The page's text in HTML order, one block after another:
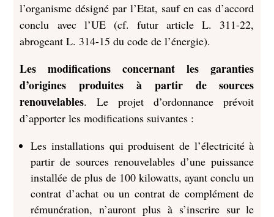
l’organisme désigné par l’Etat, sauf en cas d’accord
conclu avec l’UE (cf. futur article L. 311-22,
abrogeant L. 314-15 du code de l’énergie).
Les modifications concernant les garanties
d’origines produites à partir de sources
renouvelables. Le projet d’ordonnance prévoit
d’apporter les modifications suivantes :
Les installations qui produisent de l’électricité à
partir de sources renouvelables d’une puissance
installée de plus de 100 kilowatts, ayant conclu un
contrat d’achat ou un contrat de complément de
rémunération, n’auront plus à s’inscrire sur le